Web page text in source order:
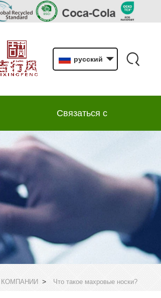
русский
Связаться с
нами
> Что такое махровые носки?